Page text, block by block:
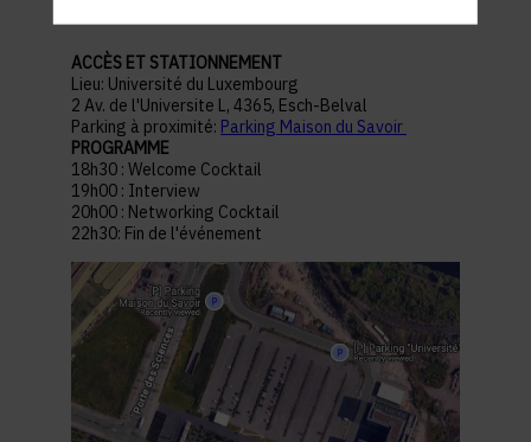
ACCÈS ET STATIONNEMENT
Lieu: Université du Luxembourg
2 Av. de l'Universite L, 4365, Esch-Belval
Parking à proximité: Parking Maison du Savoir
PROGRAMME
18h30 : Welcome Cocktail
19h00 : Interview
20h00 : Networking Cocktail
22h30: Fin de l'événement